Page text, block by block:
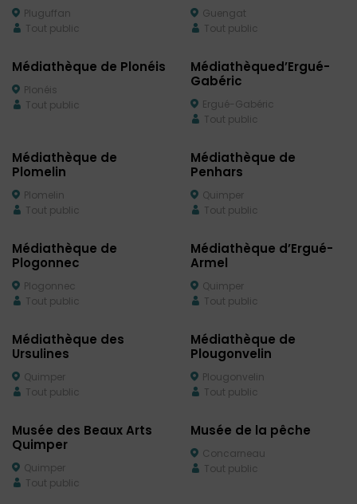
Pluguffan
Tout public
Guengat
Tout public
Médiathèque de Plonéis
Plonéis
Tout public
Médiathèqued’Ergué-
Gabéric
Ergué-Gabéric
Tout public
Médiathèque de
Plomelin
Plomelin
Tout public
Médiathèque de
Penhars
Quimper
Tout public
Médiathèque de
Plogonnec
Plogonnec
Tout public
Médiathèque d’Ergué-
Armel
Quimper
Tout public
Médiathèque des
Ursulines
Quimper
Tout public
Médiathèque de
Plougonvelin
Plougonvelin
Tout public
Musée des Beaux Arts
Quimper
Quimper
Tout public
Musée de la pêche
Concarneau
Tout public